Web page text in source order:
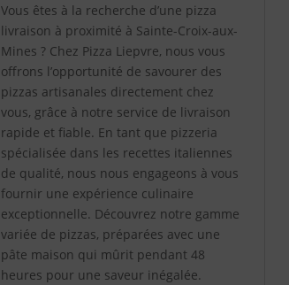
Vous êtes à la recherche d’une pizza
livraison à proximité à Sainte-Croix-aux-
Mines ? Chez Pizza Liepvre, nous vous
offrons l’opportunité de savourer des
pizzas artisanales directement chez
vous, grâce à notre service de livraison
rapide et fiable. En tant que pizzeria
spécialisée dans les recettes italiennes
de qualité, nous nous engageons à vous
fournir une expérience culinaire
exceptionnelle. Découvrez notre gamme
variée de pizzas, préparées avec une
pâte maison qui mûrit pendant 48
heures pour une saveur inégalée.